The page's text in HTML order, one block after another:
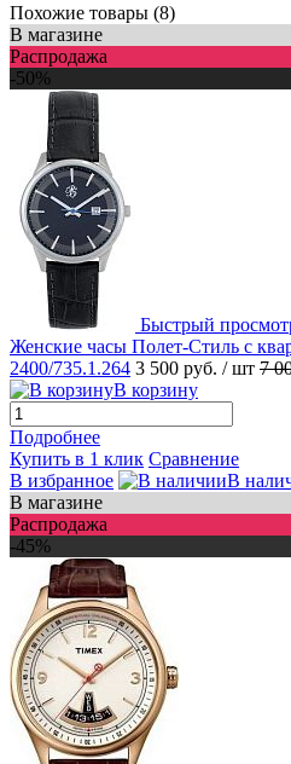
Похожие товары (8)
В магазине
Распродажа
-50%
Быстрый
Женские часы Полет-Стиль с
2400/735.1.264 3 500 руб. / шт 7
В корзину
Подробнее
Купить в 1 клик Сравнение
В избранное
В
В магазине
Распродажа
-45%